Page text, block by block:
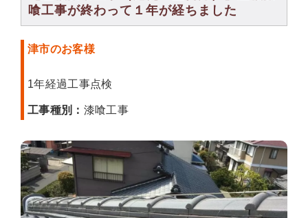
喰工事が終わって１年が経ちました
津市のお客様
1年経過工事点検
工事種別： 漆喰工事